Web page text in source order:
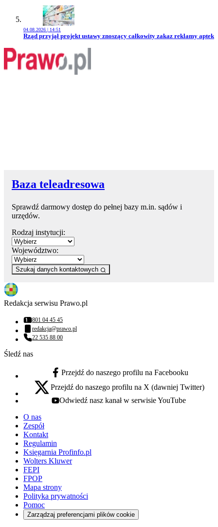
04.08.2026 | 14:51
Przejdź do artykułu:
Rząd przyjął projekt ustawy znoszący całkowity zakaz reklamy aptek
Baza teleadresowa
Sprawdź darmowy dostęp do pełnej bazy m.in. sądów i
urzędów.
Rodzaj instytucji:
Województwo:
Szukaj danych kontaktowych
Redakcja serwisu Prawo.pl
Numer telefonu:
801 04 45 45
Adres email:
redakcja@prawo.pl
Numer telefonu:
22 535 88 00
Śledź nas
facebook - otwiera się w nowej karcie
Przejdź do naszego profilu na Facebooku
x - otwiera się w nowej karcie
Przejdź do naszego profilu na X (dawniej Twitter)
youtube - otwiera się w nowej karcie
Odwiedź nasz kanał w serwisie YouTube
O nas
Zespół
Kontakt
Regulamin
Księgarnia Profinfo.pl
Wolters Kluwer
FEPI
FPOP
Mapa strony
Polityka prywatności
Pomoc
Zarządzaj preferencjami plików cookie